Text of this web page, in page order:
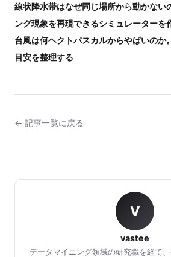
線状降水帯はなぜ同じ場所から動かない
ング現象を再現できるシミュレーターを
台風は何ヘクトパスカルからやばいのか
目安を整理する
← 記事一覧に戻る
V
vastee
データマイニング領域の研究職を経て